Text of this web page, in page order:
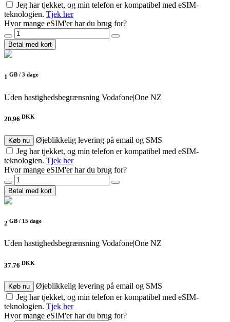
Jeg har tjekket, og min telefon er kompatibel med eSIM-
teknologien. Tjek her
Hvor mange eSIM'er har du brug for?
Betal med kort
1 GB / 3 dage
Uden hastighedsbegrænsning Vodafone|One NZ
20.96 DKK
Køb nu
Øjeblikkelig levering på email og SMS
Jeg har tjekket, og min telefon er kompatibel med eSIM-
teknologien. Tjek her
Hvor mange eSIM'er har du brug for?
Betal med kort
2 GB / 15 dage
Uden hastighedsbegrænsning Vodafone|One NZ
37.76 DKK
Køb nu
Øjeblikkelig levering på email og SMS
Jeg har tjekket, og min telefon er kompatibel med eSIM-
teknologien. Tjek her
Hvor mange eSIM'er har du brug for?